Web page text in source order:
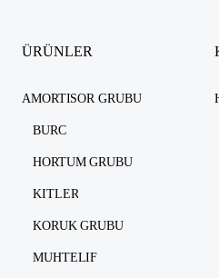
ÜRÜNLER
AMORTISOR GRUBU
BURC
HORTUM GRUBU
KITLER
KORUK GRUBU
MUHTELIF